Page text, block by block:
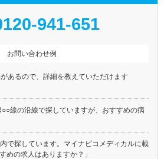
941-651
お問い合わせ例
あるので、詳細を教えていただけます
線の沿線で探していますが、おすすめの病
で探しています。マイナビコメディカルに載
めの求人はありますか？」